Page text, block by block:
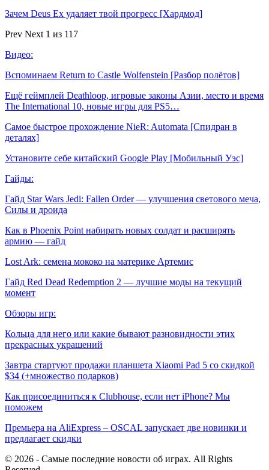
Зачем Deus Ex удаляет твой прогресс [Хардмод]
Prev Next 1 из 117
Видео:
Вспоминаем Return to Castle Wolfenstein [Разбор полётов]
Ещё геймплей Deathloop, игровые законы Азии, место и время
The International 10, новые игры для PS5…
Самое быстрое прохождение NieR: Automata [Спидран в
деталях]
Установите себе китайский Google Play [Мобильный Уэс]
Гайды:
Гайд Star Wars Jedi: Fallen Order — улучшения светового меча,
Силы и дроида
Как в Phoenix Point набирать новых солдат и расширять
армию — гайд
Lost Ark: cемена мококо на материке Артемис
Гайд Red Dead Redemption 2 — лучшие моды на текущий
момент
Обзоры игр:
Кольца для него или какие бывают разновидности этих
прекрасных украшений
Завтра стартуют продажи планшета Xiaomi Pad 5 со скидкой
$34 (+множество подарков)
Как присоединиться к Clubhouse, если нет iPhone? Мы
поможем
Премьера на AliExpress – OSCAL запускает две новинки и
предлагает скидки
© 2026 - Самые последние новости об играх. All Rights